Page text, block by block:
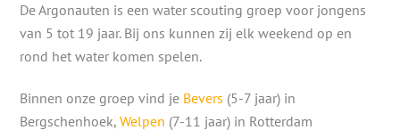
De Argonauten is een water scouting groep voor jongens
van 5 tot 19 jaar. Bij ons kunnen zij elk weekend op en
rond het water komen spelen.
Binnen onze groep vind je Bevers (5-7 jaar) in
Bergschenhoek,Welpen (7-11 jaar) in Rotterdam